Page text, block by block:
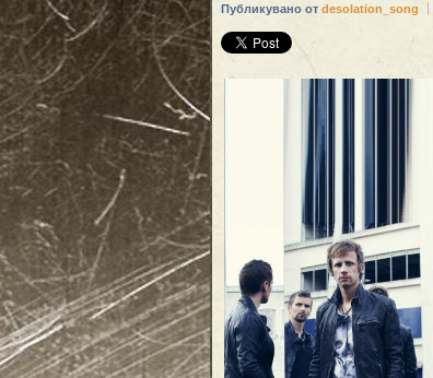
Публикувано от desolation_song